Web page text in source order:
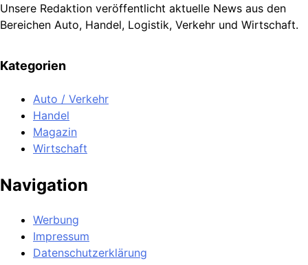
Unsere Redaktion veröffentlicht aktuelle News aus den
Bereichen Auto, Handel, Logistik, Verkehr und Wirtschaft.
Kategorien
Auto / Verkehr
Handel
Magazin
Wirtschaft
Navigation
Werbung
Impressum
Datenschutzerklärung